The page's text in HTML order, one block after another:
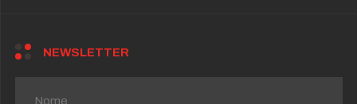
NEWSLETTER